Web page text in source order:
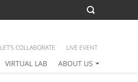
VIRTUAL LAB ABOUT US
LET’S COLLABORATE LIVE EVENT